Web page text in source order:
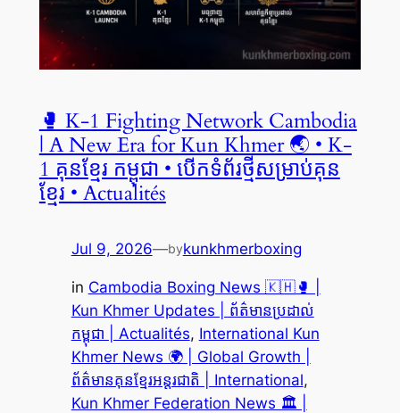
🥊 K-1 Fighting Network Cambodia
| A New Era for Kun Khmer 🌏 • K-
1 គុនខ្មែរ កម្ពុជា • បើកទំព័រថ្មីសម្រាប់គុន
ខ្មែរ • Actualités
Jul 9, 2026—bykunkhmerboxing
in Cambodia Boxing News 🇰🇭🥊 |
Kun Khmer Updates | ព័ត៌មានប្រដាល់
កម្ពុជា | Actualités, International Kun
Khmer News 🌍 | Global Growth |
ព័ត៌មានគុនខ្មែរអន្តរជាតិ | International
Kun Khmer Federation News 🏛️ |